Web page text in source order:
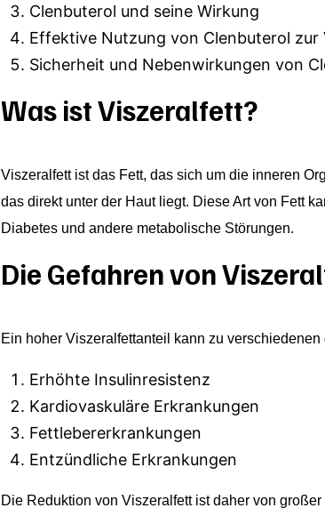
Clenbuterol und seine Wirkung
Effektive Nutzung von Clenbuterol
Sicherheit und Nebenwirkungen von
Was ist Viszeralfett?
Viszeralfett ist das Fett, das sich um die inneren
das direkt unter der Haut liegt. Diese Art von Fett
Diabetes und andere metabolische Störungen.
Die Gefahren von
Ein hoher Viszeralfettanteil kann zu
Erhöhte Insulinresistenz
Kardiovaskuläre Erkrankungen
Fettlebererkrankungen
Entzündliche Erkrankungen
Die Reduktion von Viszeralfett ist daher von